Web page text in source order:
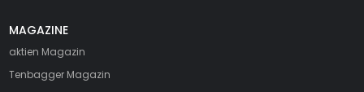
MAGAZINE
aktien Magazin
Tenbagger Magazin